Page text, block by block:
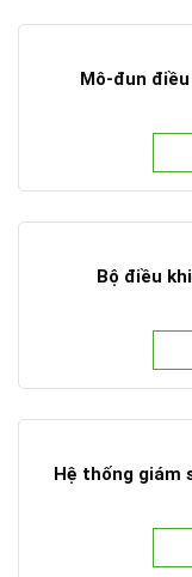
Mô-đun
Bộ điều
Hệ thống giám